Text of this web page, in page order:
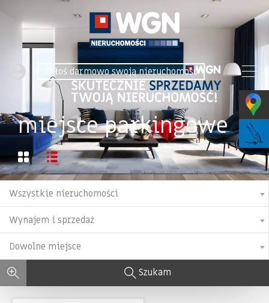
Zgłoś darmowo swoją nieruchomość
miejsce parkingowe
Wszystkie nieruchomości
Wynajem i sprzedaż
Dowolne miejsce
Szukam